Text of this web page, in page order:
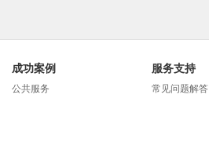
成功案例
公共服务
服务支持
常见问题解答